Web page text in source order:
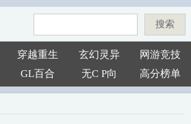
搜索
穿越重生 玄幻灵异
网游竞技
GL百合 无C P向 高分榜单